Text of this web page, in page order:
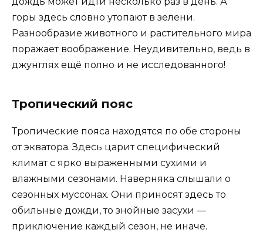
горы здесь словно утопают в зелени.
Разнообразие животного и растительного мира
поражает воображение. Неудивительно, ведь в
джунглях ещё полно и не исследованного!
Тропический пояс
Тропические пояса находятся по обе стороны
от экватора. Здесь царит специфический
климат с ярко выраженными сухими и
влажными сезонами. Наверняка слышали о
сезонных муссонах. Они приносят здесь то
обильные дожди, то знойные засухи —
приключение каждый сезон, не иначе.